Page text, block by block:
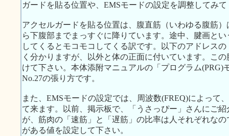
ガードを貼る位置や、EMSモードの設定を調整してみ
アクセルガードを貼る位置は、腹直筋（いわゆる腹筋
ら下腹部までまっすぐに降りています。途中、腱画と
してくるとモコモコしてくる訳です。以下のアドレス
く分かりますが、以外と体の正面に付いています。こ
けて下さい。本体添附マニュアルの「プログラム
No.27の張り方です。
また、EMSモードの設定では、周波数(FREQ)によって
て来ます。以前、掲示板で、「うさっぴー」さんにご
が、筋肉の「速筋」と「遅筋」の比率は人それぞれな
がある値を設定して下さい。